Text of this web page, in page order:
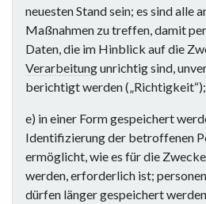
neuesten Stand sein; es sind alle
Maßnahmen zu treffen, damit
Daten, die im Hinblick auf die
Verarbeitungunrichtig sind,
berichtigt werden („Richtigkeit“);
e) in einer Form gespeichert
Identifizierung der betroffenen
ermöglicht, wie es für die
werden, erforderlich ist;
dürfen länger gespeichert